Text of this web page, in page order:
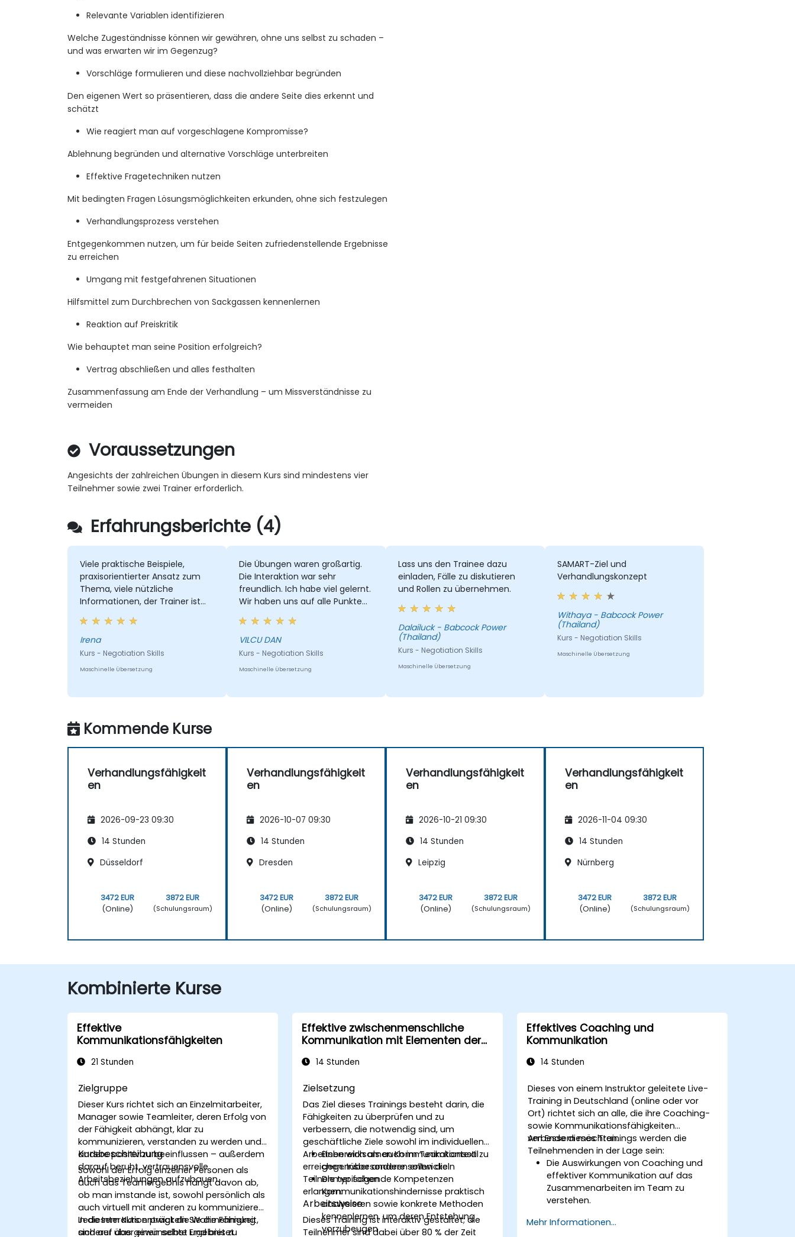
Relevante Variablen identifizieren
Welche Zugeständnisse können wir gewähren, ohne uns selbst zu schaden –
und was erwarten wir im Gegenzug?
Vorschläge formulieren und diese nachvollziehbar begründen
Den eigenen Wert so präsentieren, dass die andere Seite dies erkennt und
schätzt
Wie reagiert man auf vorgeschlagene Kompromisse?
Ablehnung begründen und alternative Vorschläge unterbreiten
Effektive Fragetechniken nutzen
Mit bedingten Fragen Lösungsmöglichkeiten erkunden, ohne sich festzulegen
Verhandlungsprozess verstehen
Entgegenkommen nutzen, um für beide Seiten zufriedenstellende Ergebnisse
zu erreichen
Umgang mit festgefahrenen Situationen
Hilfsmittel zum Durchbrechen von Sackgassen kennenlernen
Reaktion auf Preiskritik
Wie behauptet man seine Position erfolgreich?
Vertrag abschließen und alles festhalten
Zusammenfassung am Ende der Verhandlung – um Missverständnisse zu
vermeiden
Voraussetzungen
Angesichts der zahlreichen Übungen in diesem Kurs sind mindestens vier
Teilnehmer sowie zwei Trainer erforderlich.
Erfahrungsberichte (4)
Viele praktische Beispiele,
praxisorientierter Ansatz zum
Thema, viele nützliche
Informationen, der Trainer ist
ausgezeichnet
Irena
Kurs - Negotiation Skills
Maschinelle Übersetzung
Die Übungen waren großartig.
Die Interaktion war sehr
freundlich. Ich habe viel gelernt.
Wir haben uns auf alle Punkte
konzentriert und für alle
unklaren Fragen gab es
Antworten.
VILCU DAN
Kurs - Negotiation Skills
Maschinelle Übersetzung
Lass uns den Trainee dazu
einladen, Fälle zu diskutieren
und Rollen zu übernehmen.
Dalailuck - Babcock Power
(Thailand)
Kurs - Negotiation Skills
Maschinelle Übersetzung
SAMART-Ziel und
Verhandlungskonzept
Withaya - Babcock Power
(Thailand)
Kurs - Negotiation Skills
Maschinelle Übersetzung
Kommende Kurse
Verhandlungsfähigkeit
en
2026-09-23 09:30
14 Stunden
Düsseldorf
3472 EUR
(Online)
3872 EUR
(Schulungsraum)
Verhandlungsfähigkeit
en
2026-10-07 09:30
14 Stunden
Dresden
3472 EUR
(Online)
3872 EUR
(Schulungsraum)
Verhandlungsfähigkeit
en
2026-10-21 09:30
14 Stunden
Leipzig
3472 EUR
(Online)
3872 EUR
(Schulungsraum)
Verhandlungsfähigkeit
en
2026-11-04 09:30
14 Stunden
Nürnberg
3472 EUR
(Online)
3872 EUR
(Schulungsraum)
Kombinierte Kurse
Effektive
Kommunikationsfähigkeiten
21 Stunden
Zielgruppe
Dieser Kurs richtet sich an Einzelmitarbeiter,
Manager sowie Teamleiter, deren Erfolg von
der Fähigkeit abhängt, klar zu
kommunizieren, verstanden zu werden und
andere positiv zu beeinflussen – außerdem
darauf beruht, vertrauensvolle
Arbeitsbeziehungen aufzubauen.
Kursbeschreibung
Sowohl der Erfolg einzelner Personen als
auch das Teamergebnis hängt davon ab,
ob man imstande ist, sowohl persönlich als
auch virtuell mit anderen zu kommunizieren.
Jede Interaktion prägt die Wahrnehmung
anderer über einen selbst und bietet
In diesem Kurs entwickeln Sie die Fähigkeit,
sich auf das gewünschte Ergebnis zu
Effektive zwischenmenschliche
Kommunikation mit Elementen der
14 Stunden
Zielsetzung
Das Ziel dieses Trainings besteht darin, die
Fähigkeiten zu überprüfen und zu
verbessern, die notwendig sind, um
geschäftliche Ziele sowohl im individuellen
Arbeitsbereich als auch im Teamkontext zu
erreichen. Insbesondere sollen die
Teilnehmer folgende Kompetenzen
erlangen:
Einen wirksamen Kommunikationsstil
gegenüber anderen entwickeln
Die typischen
Kommunikationshindernisse praktisch
analysieren sowie konkrete Methoden
kennenlernen, um deren Entstehung
vorzubeugen
Arbeitsweise
Dieses Training ist interaktiv gestaltet; die
Teilnehmer sind dabei über 80 % der Zeit
Effektives Coaching und
Kommunikation
14 Stunden
Dieses von einem Instruktor geleitete Live-
Training in Deutschland (online oder vor
Ort) richtet sich an alle, die ihre Coaching-
sowie Kommunikationsfähigkeiten
verbessern möchten.
Am Ende dieses Trainings werden die
Teilnehmenden in der Lage sein:
Die Auswirkungen von Coaching und
effektiver Kommunikation auf das
Zusammenarbeiten im Team zu
verstehen.
Coachings sowie der Kommunikation
Mehr Informationen...